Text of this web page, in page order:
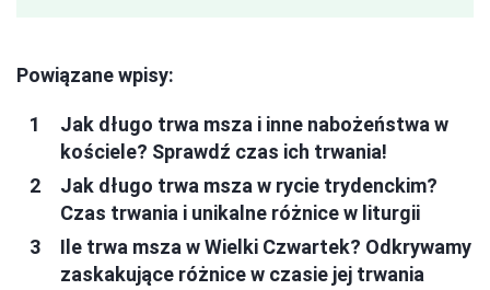
Powiązane wpisy:
Jak długo trwa msza i inne nabożeństwa w
kościele? Sprawdź czas ich trwania!
Jak długo trwa msza w rycie trydenckim?
Czas trwania i unikalne różnice w liturgii
Ile trwa msza w Wielki Czwartek? Odkrywamy
zaskakujące różnice w czasie jej trwania